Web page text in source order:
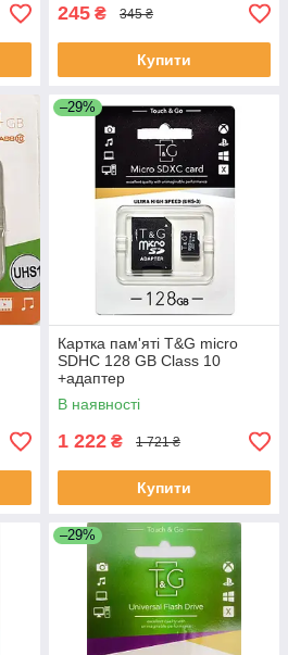
245 ₴ 345 ₴
Купити
–29%
Картка пам'яті T&G micro
SDHC 128 GB Class 10
+адаптер
В наявності
1 222 ₴ 1 721 ₴
Купити
–29%